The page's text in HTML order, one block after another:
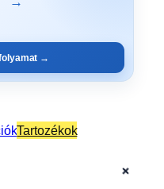
→
Tartozékok
+